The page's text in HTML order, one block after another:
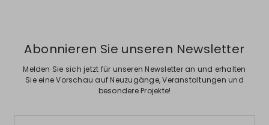
Abonnieren Sie unseren Newsletter
Melden Sie sich jetzt für unseren Newsletter an und erhalten
Sie eine Vorschau auf Neuzugänge, Veranstaltungen und
besondere Projekte!